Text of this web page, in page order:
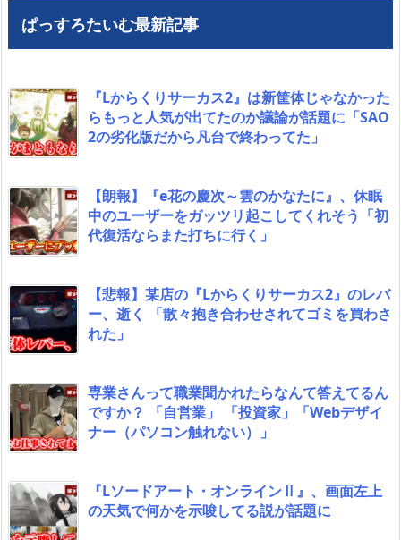
ぱっすろたいむ最新記事
『Lからくりサーカス2』は新筐体じゃなかった
らもっと人気が出てたのか議論が話題に「SAO
2の劣化版だから凡台で終わってた」
【朗報】『e花の慶次～雲のかなたに』、休眠
中のユーザーをガッツリ起こしてくれそう「初
代復活ならまた打ちに行く」
【悲報】某店の『Lからくりサーカス2』のレバ
ー、逝く 「散々抱き合わせされてゴミを買わさ
れた」
専業さんって職業聞かれたらなんて答えてるん
ですか？ 「自営業」 「投資家」「Webデザイ
ナー（パソコン触れない）」
『Lソードアート・オンラインⅡ』、画面左上
の天気で何かを示唆してる説が話題に